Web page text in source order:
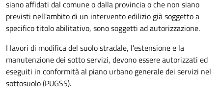
siano affidati dal comune o dalla provincia o che non siano
previsti nell'ambito di un intervento edilizio già soggetto a
specifico titolo abilitativo, sono soggetti adautorizzazione.
I lavori di modifica del suolo stradale, l'estensione e la
manutenzione dei sotto servizi, devono essere autorizzati ed
eseguiti in conformità al piano urbano generale dei servizi nel
sottosuolo (PUGSS).